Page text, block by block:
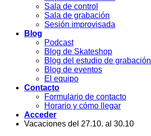
Sala de control
Sala de grabación
Sesión improvisada
Blog
Podcast
Blog de Skateshop
Blog del estudio de grabación
Blog de eventos
El equipo
Contacto
Formulario de contacto
Horario y cómo llegar
Acceder
Vacaciones del 27.10. al 30.10